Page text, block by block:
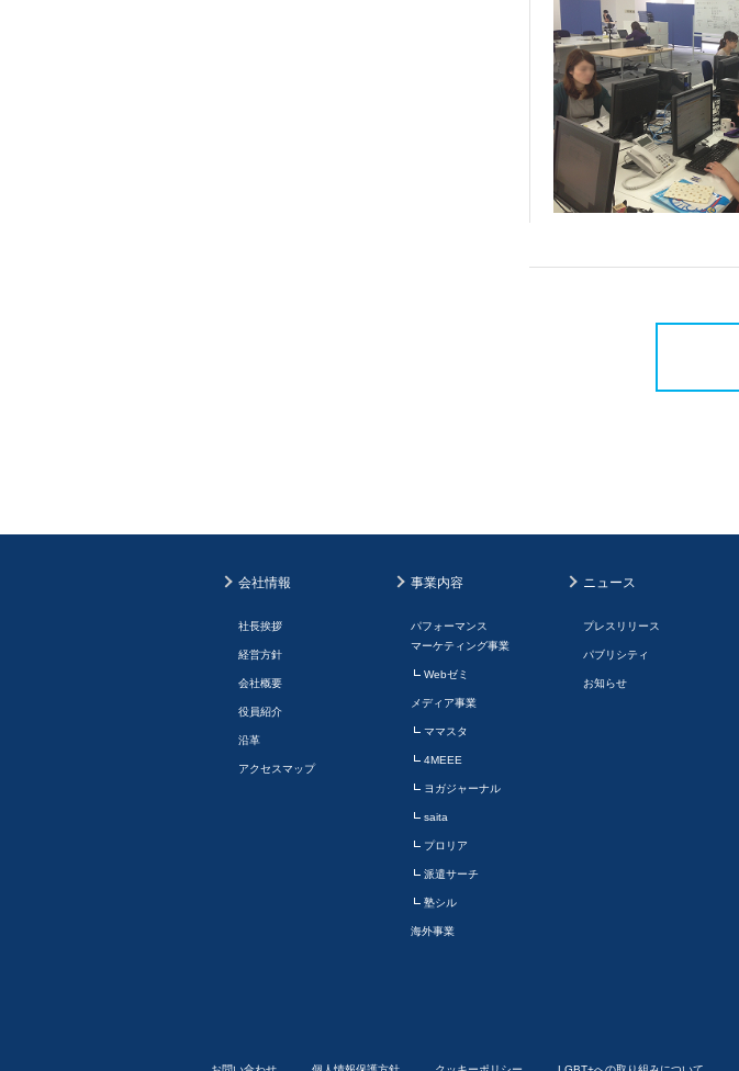
会社情報
社長挨拶
経営方針
会社概要
役員紹介
沿革
アクセスマップ
事業内容
パフォーマンス
マーケティング事業
Webゼミ
メディア事業
ママスタ
4MEEE
ヨガジャーナル
saita
プロリア
派遣サーチ
塾シル
海外事業
ニュース
プレスリリース
パブリシティ
お知らせ